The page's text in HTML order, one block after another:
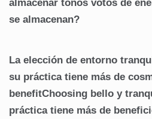
almacenar tonos votos de
se almacenan?
La elección de entorno
su práctica tiene más de
benefitChoosing bello y
práctica tiene más de